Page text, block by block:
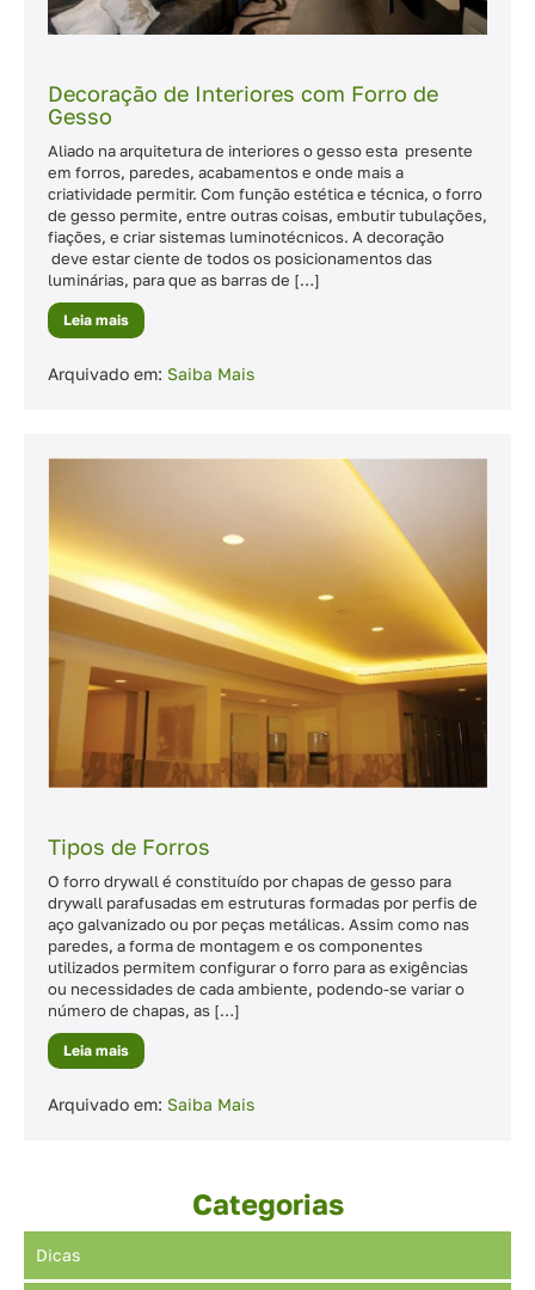
Decoração de Interiores com Forro de
Gesso
Aliado na arquitetura de interiores o gesso esta presente
em forros, paredes, acabamentos e onde mais a
criatividade permitir. Com função estética e técnica, o forro
de gesso permite, entre outras coisas, embutir tubulações,
fiações, e criar sistemas luminotécnicos. A decoração
deve estar ciente de todos os posicionamentos das
luminárias, para que as barras de […]
Leia maisDecoração
de
com
Forro
Arquivado em: Saiba Mais
Tipos de Forros
O forro drywall é constituído por chapas de gesso para
drywall parafusadas em estruturas formadas por perfis de
aço galvanizado ou por peças metálicas. Assim como nas
paredes, a forma de montagem e os componentes
utilizados permitem configurar o forro para as exigências
ou necessidades de cada ambiente, podendo-se variar o
número de chapas, as […]
Leia mais
Tipos
de
Arquivado em: Saiba Mais
Categorias
Dicas